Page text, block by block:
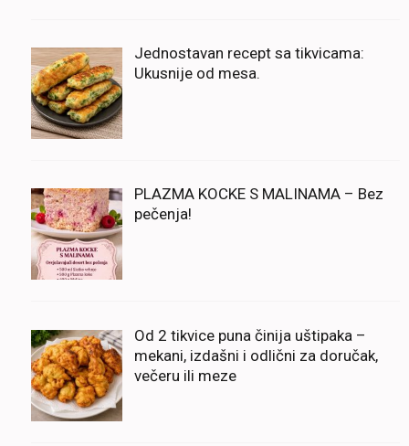
Jednostavan recept sa tikvicama:
Ukusnije od mesa.
PLAZMA KOCKE S MALINAMA – Bez
pečenja!
Od 2 tikvice puna činija uštipaka –
mekani, izdašni i odlični za doručak,
večeru ili meze